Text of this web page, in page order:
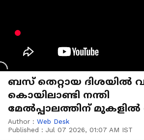
ബസ് തെറ്റായ ദിശയിൽ
കൊയിലാണ്ടി നന്തി
മേൽപ്പാലത്തിന് മുകളിൽ
ബസുകൾ കൂട്ടിയിടിച്ച്
Author : Web Desk
Published : Jul 07 2026, 01:07 AM IST